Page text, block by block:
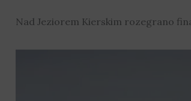
Nad Jeziorem Kierskim rozegrano